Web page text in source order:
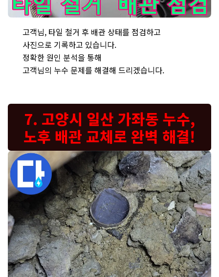
고객님, 타일 철거 후 배관 상태를 점검하고
사진으로 기록하고 있습니다.
정확한 원인 분석을 통해
고객님의 누수 문제를 해결해 드리겠습니다.
7. 고양시 일산 가좌동 누수,
노후 배관 교체로 완벽 해결!